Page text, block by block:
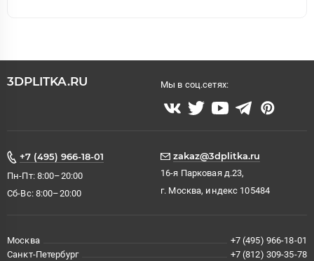
3DPLITKA.RU Мы в соц.сетях:
+7 (495) 966-18-01
Пн-Пт: 8:00–20:00
Сб-Вс: 8:00–20:00
zakaz@3dplitka.ru
16-я Парковая д.23,
г. Москва, индекс 105484
Москва
+7 (495) 966-18-01
Санкт-Петербург
+7 (812) 309-35-78